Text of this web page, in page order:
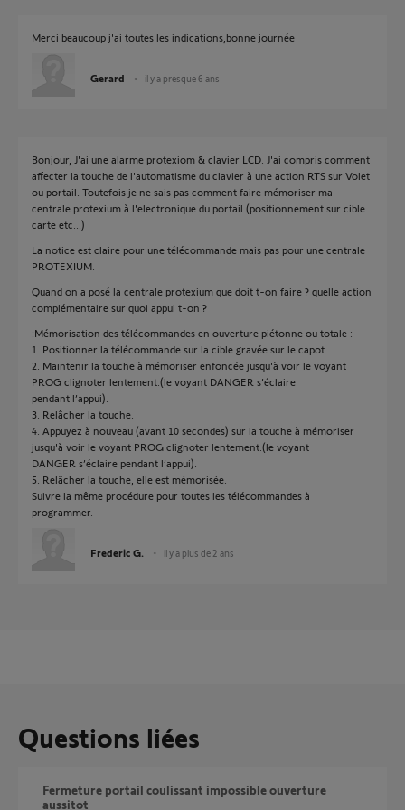
Merci beaucoup j'ai toutes les indications,bonne journée
Gerard il y a presque 6 ans
Bonjour, J'ai une alarme protexiom & clavier LCD. J'ai compris comment
affecter la touche de l'automatisme du clavier à une action RTS sur Volet
ou portail. Toutefois je ne sais pas comment faire mémoriser ma
centrale protexium à l'electronique du portail (positionnement sur cible
carte etc...)
La notice est claire pour une télécommande mais pas pour une centrale
PROTEXIUM.
Quand on a posé la centrale protexium que doit t-on faire ? quelle action
complémentaire sur quoi appui t-on ?
:Mémorisation des télécommandes en ouverture piétonne ou totale :
1. Positionner la télécommande sur la cible gravée sur le capot.
2. Maintenir la touche à mémoriser enfoncée jusqu'à voir le voyant
PROG clignoter lentement.(le voyant DANGER s’éclaire
pendant l’appui).
3. Relâcher la touche.
4. Appuyez à nouveau (avant 10 secondes) sur la touche à mémoriser
jusqu'à voir le voyant PROG clignoter lentement.(le voyant
DANGER s’éclaire pendant l’appui).
5. Relâcher la touche, elle est mémorisée.
Suivre la même procédure pour toutes les télécommandes à
programmer.
Frederic G. il y a plus de 2 ans
Questions liées
Fermeture portail coulissant impossible ouverture
aussitot